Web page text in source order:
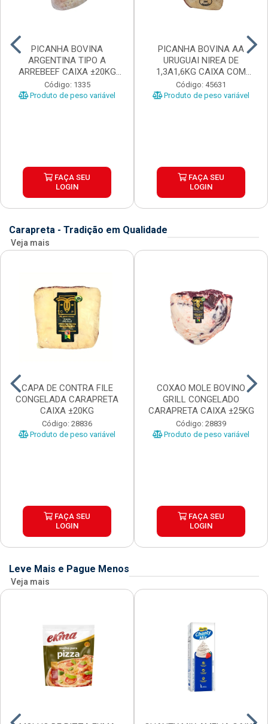
PICANHA BOVINA
ARGENTINA TIPO A
ARREBEEF CAIXA ±20KG
PEÇAS 1...
Código: 1335
Produto de peso variável
FAÇA SEU
LOGIN
PICANHA BOVINA AA
URUGUAI NIREA DE
1,3A1,6KG CAIXA COM
±15KG
Código: 45631
Produto de peso variável
FAÇA SEU
LOGIN
Carapreta - Tradição em Qualidade
Veja mais
CAPA DE CONTRA FILE
CONGELADA CARAPRETA
CAIXA ±20KG
Código: 28836
Produto de peso variável
FAÇA SEU
LOGIN
COXAO MOLE BOVINO
GRILL CONGELADO
CARAPRETA CAIXA ±25KG
Código: 28839
Produto de peso variável
FAÇA SEU
LOGIN
Leve Mais e Pague Menos
Veja mais